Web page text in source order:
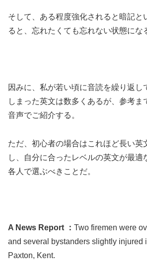
そして、ある程度強化されると暗記と
ると、忘れたくても忘れない状態にな
因みに、私が若い頃に音読を繰り返し
しまった英文は数多くあるが、参考ま
音声でご紹介する。
ただ、初心者の場合はこれほど長い英
し、自分に合ったレベルの英文が最適
各人で選ぶべきことだ。
A News Report ： Two firemen were
and several bystanders slightly injured
Paxton, Kent.